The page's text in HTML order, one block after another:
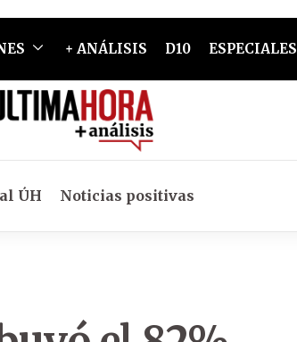
+ ANÁLISIS D10 ESPECIALES
ÚH Noticias positivas